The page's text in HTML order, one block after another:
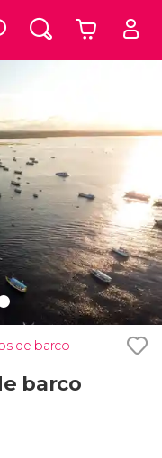
de barco
barco